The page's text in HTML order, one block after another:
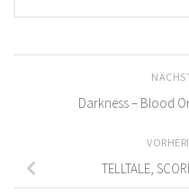
Darkness – Blood
TELLTALE,